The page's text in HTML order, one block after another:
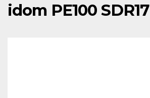
idom PE100 SDR17